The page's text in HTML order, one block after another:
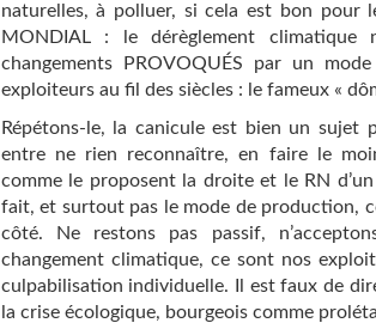
naturelles, à polluer, si cela est bon pour
MONDIAL : le dérèglement
changements PROVOQUÉS par un
exploiteurs au fil des siècles : le fameux «
Répétons-le, la canicule est bien un sujet
entre ne rien reconnaître, en faire le
comme le proposent la droite et le RN
fait, et surtout pas le mode de production,
côté. Ne restons pas passif,
changement climatique, ce sont nos
culpabilisation individuelle. Il est faux de
la crise écologique, bourgeois comme